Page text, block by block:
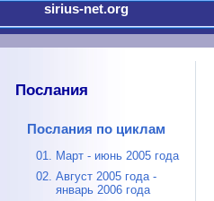
sirius-net.org
Послания
Послания по циклам
01. Март - июнь 2005 года
02. Август 2005 года -
январь 2006 года